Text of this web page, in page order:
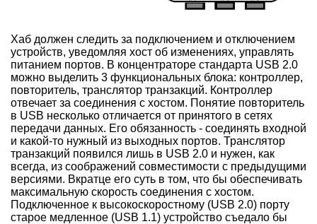
Хаб должен следить за подключением и отключением
устройств, уведомляя хост об изменениях, управлять
питанием портов. В концентраторе стандарта USB 2.0
можно выделить 3 функциональных блока: контроллер,
повторитель, транслятор транзакций. Контроллер
отвечает за соединения с хостом. Понятие повторитель
в USB несколько отличается от принятого в сетях
передачи данных. Его обязанность - соединять входной
и какой-то нужный из выходных портов. Транслятор
транзакций появился лишь в USB 2.0 и нужен, как
всегда, из соображений совместимости с предыдущими
версиями. Вкратце его суть в том, что бы обеспечивать
максимальную скорость соединения с хостом.
Подключенное к высокоскоростному (USB 2.0) порту
старое медленное (USB 1.1) устройство съедало бы